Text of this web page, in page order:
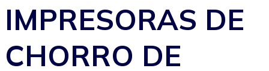
IMPRESORAS DE
CHORRO DE